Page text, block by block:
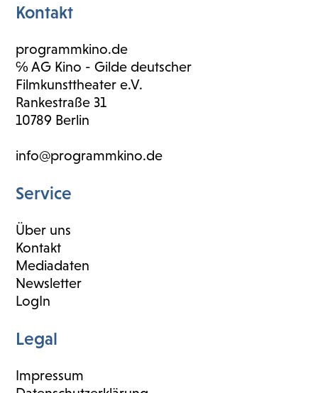
Kontakt
programmkino.de
℅ AG Kino - Gilde deutscher
Filmkunsttheater e.V.
Rankestraße 31
10789 Berlin
info@programmkino.de
Service
Über uns
Kontakt
Mediadaten
Newsletter
LogIn
Legal
Impressum